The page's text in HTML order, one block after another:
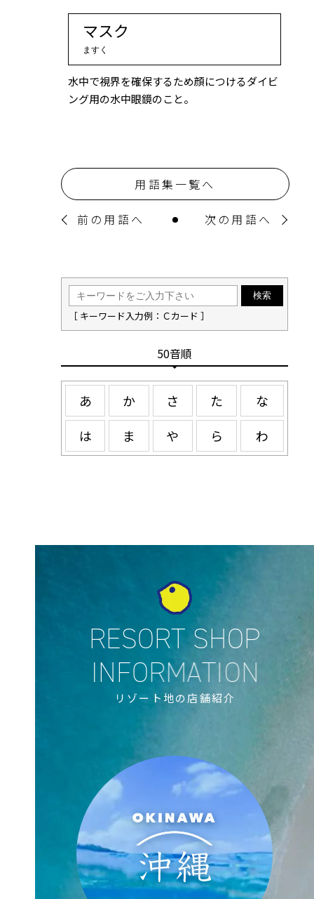
［ キーワード入力例：Ｃカード ］
50音順
あ か さ た
な
は
ま や ら わ
マスク
ますく
水中で視界を確保するため顔につけるダイビ
ング用の水中眼鏡のこと。
前の用語へ
用語集一覧へ
次の用語へ
リゾート地の店舗紹介